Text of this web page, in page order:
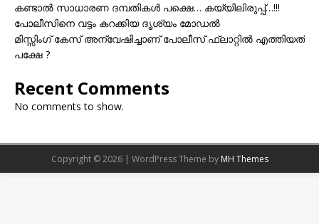
കണ്ടാൽ സാധാരണ ദമ്പതികൾ പക്ഷെ… കയ്യിലിരുപ്പ്…!!!
പോലീസിനെ വട്ടം കറക്കിയ ദൃശ്യം മോഡല്‍
മിസ്സിംഗ് കേസ് അന്വേഷിച്ചാണ് പോലീസ് ഫ്ലാറ്റിൽ എത്തിയത്
പക്ഷേ ?
Recent Comments
No comments to show.
Copyright © 2026 | WordPress Theme by MH Themes